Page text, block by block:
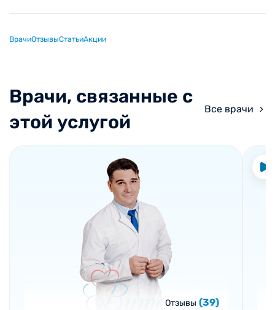
ВрачиОтзывыСтатьиАкции
Врачи, связанные с
этой услугой
Все врачи
Отзывы (39)